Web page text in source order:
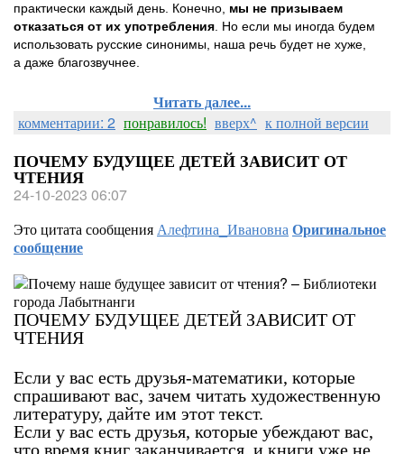
практически каждый день. Конечно, мы не призываем
отказаться от их употребления . Но если мы иногда будем
использовать русские синонимы, наша речь будет не хуже,
а даже благозвучнее.
Читать далее...
комментарии: 2 понравилось! вверх^ к полной версии
ПОЧЕМУ БУДУЩЕЕ ДЕТЕЙ ЗАВИСИТ ОТ
ЧТЕНИЯ
24-10-2023 06:07
Это цитата сообщенияАлефтина_ИвановнаОригинальное
сообщение
ПОЧЕМУ БУДУЩЕЕ ДЕТЕЙ ЗАВИСИТ ОТ
ЧТЕНИЯ
Если у вас есть друзья-математики, которые
спрашивают вас, зачем читать художественную
литературу, дайте им этот текст.
Если у вас есть друзья, которые убеждают вас,
что время книг заканчивается, и книги уже не